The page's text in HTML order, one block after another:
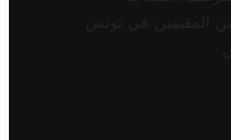
المقيمين في تونس